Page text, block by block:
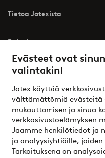
Evästeet ovat
valintakin!
Jotex käyttää
välttämättömiä evästeitä
mukauttamisen ja sinua
verkkosivustoelämyksen
Jaamme henkilötiedot ja
ja analyysiyhtiöille,
Tarkoituksena on
Tietoa Jotexista
Palvelumme
Ehdot
Ystävät
Turvalliset
Haluatko tietää lisää